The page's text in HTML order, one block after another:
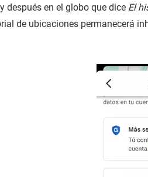
y después en el globo que dice El
de ubicaciones permanecerá